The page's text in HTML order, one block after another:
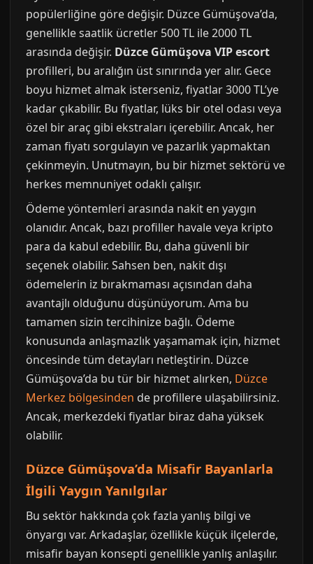
popülerliğine göre değişir. Düzce Gümüşova’da,
genellikle saatlik ücretler 500 TL ile 2000 TL
arasında değişir. Düzce Gümüşova VIP escort
profilleri, bu aralığın üst sınırında yer alır. Gece
boyu hizmet almak isterseniz, fiyatlar 3000 TL’ye
kadar çıkabilir. Bu fiyatlar, lüks bir otel odası veya
özel bir araç gibi ekstraları içerebilir. Ancak, her
zaman fiyatı sorgulayın ve pazarlık yapmaktan
çekinmeyin. Unutmayın, bu bir hizmet sektörü ve
herkes memnuniyet odaklı çalışır.
Ödeme yöntemleri arasında nakit en yaygın
olanıdır. Ancak, bazı profiller havale veya kripto
para da kabul edebilir. Bu, daha güvenli bir
seçenek olabilir. Sahsen ben, nakit dışı
ödemelerin iz bırakmaması açısından daha
avantajlı olduğunu düşünüyorum. Ama bu
tamamen sizin tercihinize bağlı. Ödeme
konusunda anlaşmazlık yaşamamak için, hizmet
öncesinde tüm detayları netleştirin. Düzce
Gümüşova’da bu tür bir hizmet alırken, Düzce
Merkez bölgesinden de profillere ulaşabilirsiniz.
Ancak, merkezdeki fiyatlar biraz daha yüksek
olabilir.
Düzce Gümüşova’da Misafir Bayanlarla
İlgili Yaygın Yanılgılar
Bu sektör hakkında çok fazla yanlış bilgi ve
önyargı var. Arkadaşlar, özellikle küçük ilçelerde,
misafir bayan konsepti genellikle yanlış anlaşılır.